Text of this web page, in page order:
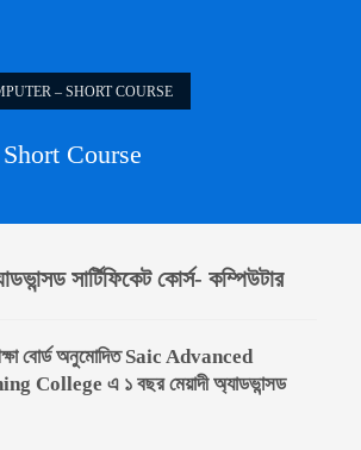
– SHORT COURSE
Course
সার্টিফিকেট কোর্স- কম্পিউটার
বোর্ড অনুমোদিত Saic Advanced
College এ ১ বছর মেয়াদী অ্যাডভান্সড